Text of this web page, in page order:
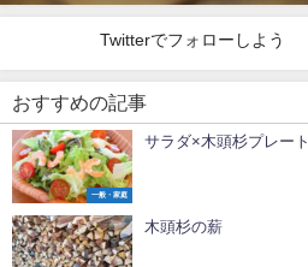
Twitterでフォローしよう
おすすめの記事
一般・家庭
サラダ×木頭杉プレート
木頭杉の薪